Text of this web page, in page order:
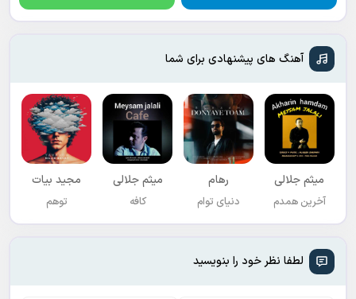
آهنگ های پیشنهادی برای شما
میثم جلالی
آخرین همدم
رهام
دنیای توام
میثم جلالی
کافه
مجید بیات
توهم
لطفا نظر خود را بنویسید